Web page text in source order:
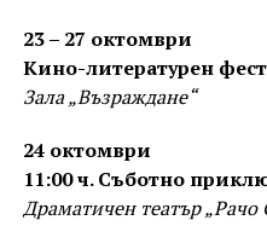
23 – 27 октомври
Кино-литературен
Зала „Възраждане“
24 октомври
11:00 ч. Съботно
Драматичен театър „Рачо